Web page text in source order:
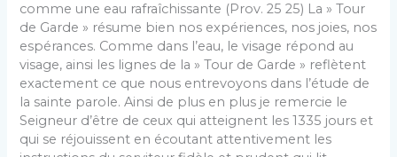
comme une eau rafraîchissante (Prov. 25 25) La » Tour
de Garde » résume bien nos expériences, nos joies, nos
espérances. Comme dans l’eau, le visage répond au
visage, ainsi les lignes de la » Tour de Garde » reflètent
exactement ce que nous entrevoyons dans l’étude de
la sainte parole. Ainsi de plus en plus je remercie le
Seigneur d’être de ceux qui atteignent les 1335 jours et
qui se réjouissent en écoutant attentivement les